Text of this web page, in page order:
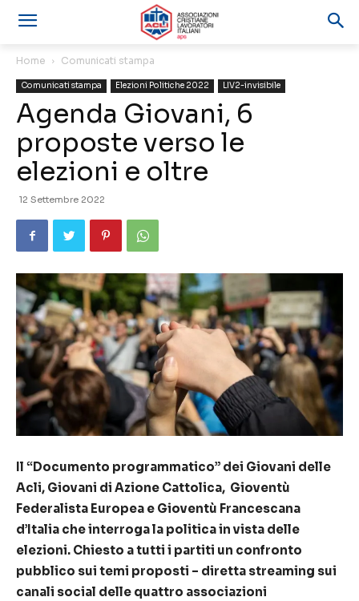
Home Comunicati stampa
Comunicati stampa Elezioni Politiche 2022 LIV2-invisibile
Agenda Giovani, 6
proposte verso le
elezioni e oltre
12 Settembre 2022
Il “Documento programmatico” dei Giovani delle
Acli, Giovani di Azione Cattolica, Gioventù
Federalista Europea e Gioventù Francescana
d’Italia che interroga la politica in vista delle
elezioni. Chiesto a tutti i partiti un confronto
pubblico sui temi proposti – diretta streaming sui
canali social delle quattro associazioni